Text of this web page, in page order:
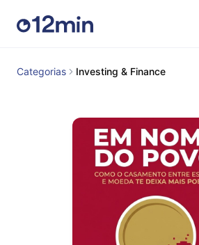
Categorias Investing & Finance